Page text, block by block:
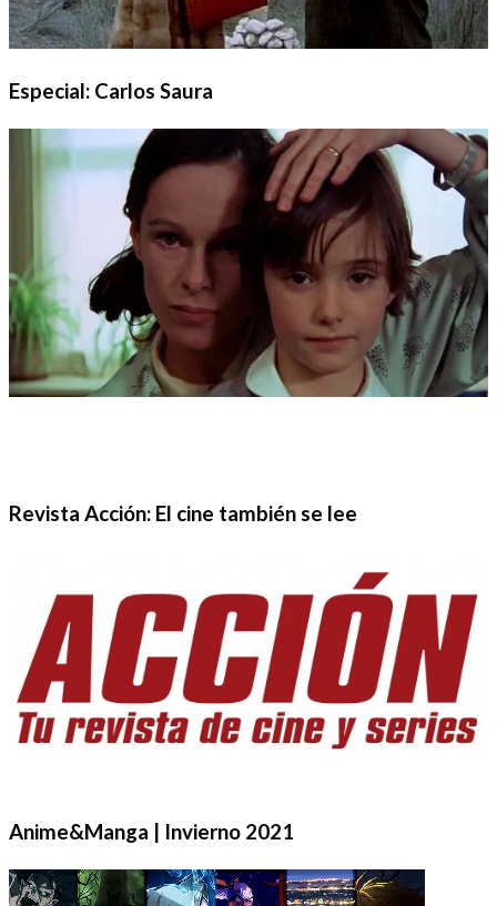
Especial: Carlos Saura
Revista Acción: El cine también se lee
Anime&Manga | Invierno 2021